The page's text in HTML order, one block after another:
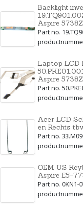
Backlight
Aspire
Part no.
Laptop LCD
Aspire
Part no.
Acer LCD
en Rechts
Part no.
OEM US
Aspire E5-
Part no. 0KN1-